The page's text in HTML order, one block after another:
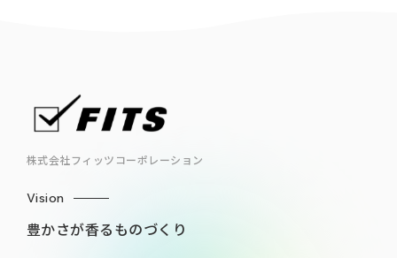
株式会社フィッツコーポレーション
Vision
豊かさが香るものづくり